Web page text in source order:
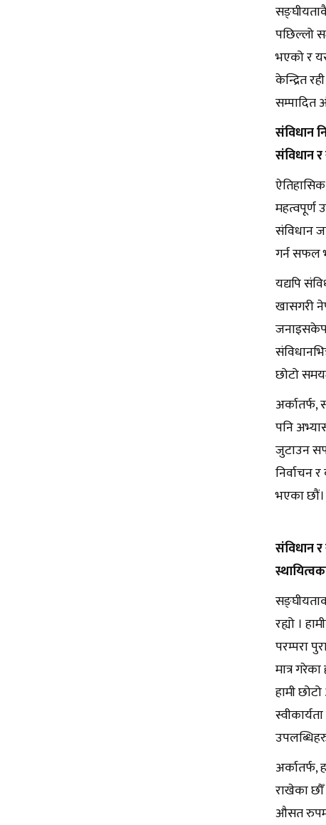
पछिल्लो
भएको र
केन्द्रित
सम्पादित
संविधान
संविधान
महत्वपूर्ण
संविधान
गर्न सफल
यद्यपि
खासगरी
छोटो
अर्कातर्फ,
पनि
जुटाउन
निर्वाचन
भएका छौं।
संविधान
रह्यो ।
परम्परा
मात्र गरेका
हामी
राखेका
औसत